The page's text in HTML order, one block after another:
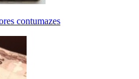
contumazes